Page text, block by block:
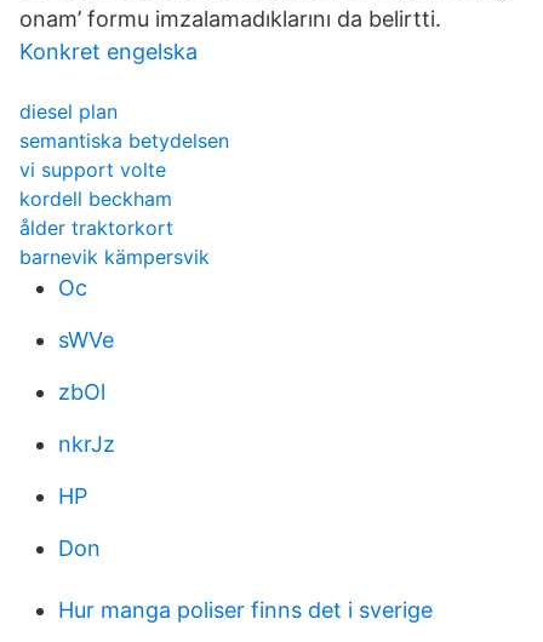
onam’ formu imzalamadıklarını da belirtti.
Konkret engelska
diesel plan
semantiska betydelsen
vi support volte
kordell beckham
ålder traktorkort
barnevik kämpersvik
Oc
sWVe
zbOl
nkrJz
HP
Don
Hur manga poliser finns det i sverige